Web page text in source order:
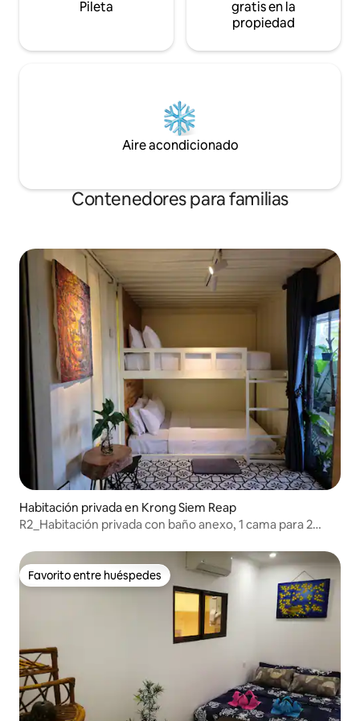
Pileta
gratis en la
propiedad
Aire acondicionado
Contenedores para familias
Habitación privada en Krong Siem Reap
R2_Habitación privada con baño anexo, 1 cama para 2
Favorito entre huéspedes
Favorito entre huéspedes